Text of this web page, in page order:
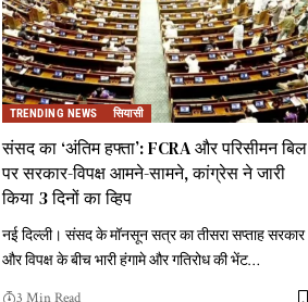
TRENDING NEWS सियासी
संसद का ‘अंतिम हफ्ता’: FCRA और परिसीमन बिल
पर सरकार-विपक्ष आमने-सामने, कांग्रेस ने जारी
किया 3 दिनों का व्हिप
नई दिल्ली। संसद के मॉनसून सत्र का तीसरा सप्ताह सरकार
और विपक्ष के बीच भारी हंगामे और गतिरोध की भेंट…
3 Min Read